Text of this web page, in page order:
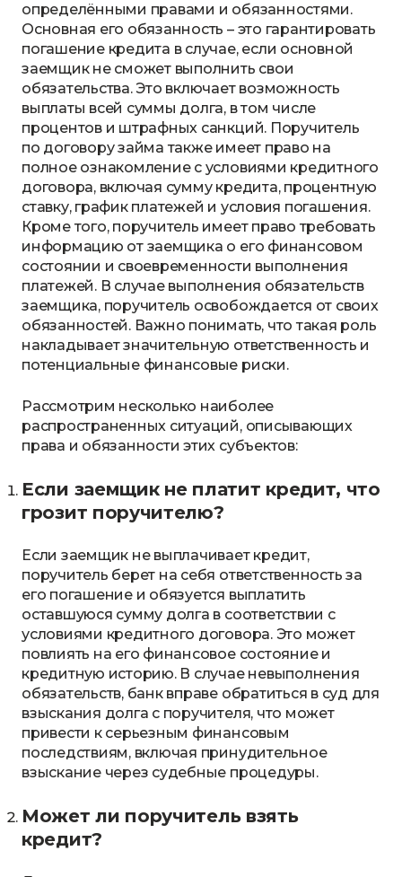
определёнными правами и обязанностями.
Основная его обязанность – это гарантировать
погашение кредита в случае, если основной
заемщик не сможет выполнить свои
обязательства. Это включает возможность
выплаты всей суммы долга, в том числе
процентов и штрафных санкций. Поручитель
по договору займа также имеет право на
полное ознакомление с условиями кредитного
договора, включая сумму кредита, процентную
ставку, график платежей и условия погашения.
Кроме того, поручитель имеет право требовать
информацию от заемщика о его финансовом
состоянии и своевременности выполнения
платежей. В случае выполнения обязательств
заемщика, поручитель освобождается от своих
обязанностей. Важно понимать, что такая роль
накладывает значительную ответственность и
потенциальные финансовые риски.
Рассмотрим несколько наиболее
распространенных ситуаций, описывающих
права и обязанности этих субъектов:
Если заемщик не платит кредит, что
грозит поручителю?
Если заемщик не выплачивает кредит,
поручитель берет на себя ответственность за
его погашение и обязуется выплатить
оставшуюся сумму долга в соответствии с
условиями кредитного договора. Это может
повлиять на его финансовое состояние и
кредитную историю. В случае невыполнения
обязательств, банк вправе обратиться в суд для
взыскания долга с поручителя, что может
привести к серьезным финансовым
последствиям, включая принудительное
взыскание через судебные процедуры.
Может ли поручитель взять
кредит?